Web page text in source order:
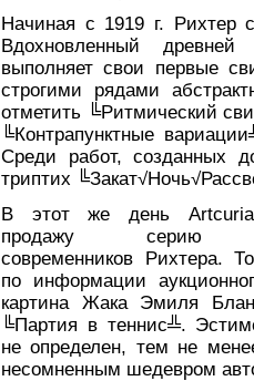
Начиная с 1919 г. Рихтер
Вдохновленный
выполняет свои первые
строгими рядами
отметить ╚Ритмический
╚Контрапунктные
Среди работ, созданных
триптих
В этот же день
продажу серию
современников Рихтера.
по информации
картина Жака Эмиля
╚Партия в теннис╩.
не определен, тем не
несомненным шедевром